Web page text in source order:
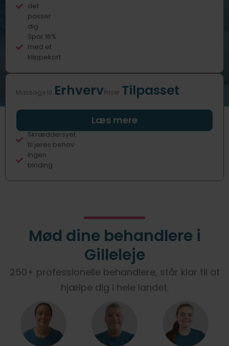
det
passer
dig
Spar 16%
med et
klippekort
Massage til ErhvervPriser Tilpasset
Skræddersyet
til jeres behov
Ingen
binding
Læs mere
Mød dine behandlere i
Gilleleje
250+ professionelle behandlere, står klar til at
hjælpe dig i hele landet.